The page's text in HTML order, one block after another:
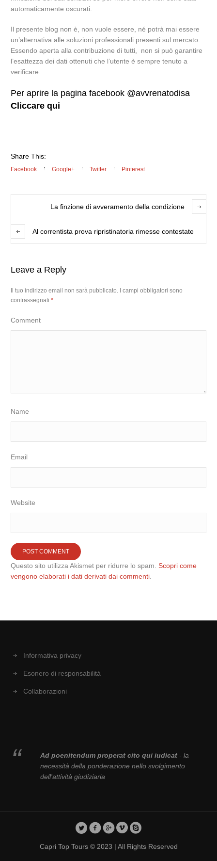
automaticamente oscurati.
Il presente blog non è, non vuole essere, né potrà mai essere
un’alternativa alle soluzioni professionali presenti sul mercato.
Essendo aperta alla contribuzione di tutti, non si può garantire
l’esattezza dei dati ottenuti che l’utente è sempre tenuto a
verificare.
Per aprire la pagina facebook @avvrenatodisa
Cliccare qui
Share This:
Facebook Google+ Twitter Pinterest
La finzione di avveramento della condizione
Al correntista prova ripristinatoria rimesse contestate
Leave a Reply
Il tuo indirizzo email non sarà pubblicato.
I campi obbligatori sono
contrassegnati*
Comment
Name
Email
Website
Questo sito utilizza Akismet per ridurre lo spam.Scopri come
vengono elaborati i dati derivati dai commenti
Informativa privacy
Esonero di responsabilità
Collaborazioni
Ad poenitendum properat cito qui iudicat- la
necessità della ponderazione nello svolgimento
dell'attività giudiziaria
Capri Top Tours © 2023 | All Rights Reserved